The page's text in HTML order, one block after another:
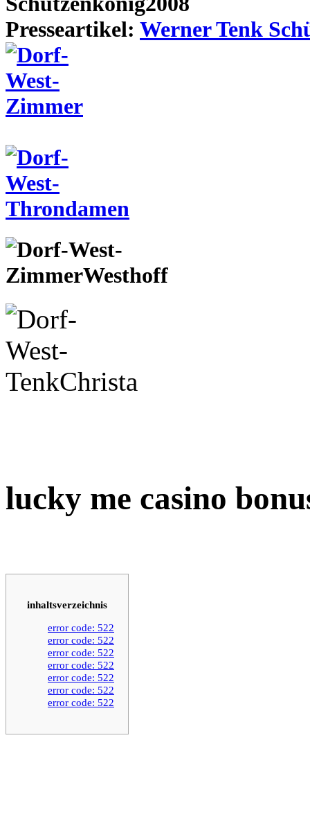
Presseartikel: Werner Tenk
lucky me casino
inhaltsverzeichnis
error code: 522
error code: 522
error code: 522
error code: 522
error code: 522
error code: 522
error code: 522